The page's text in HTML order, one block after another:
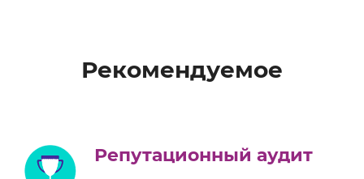
Рекомендуемое
Репутационный аудит